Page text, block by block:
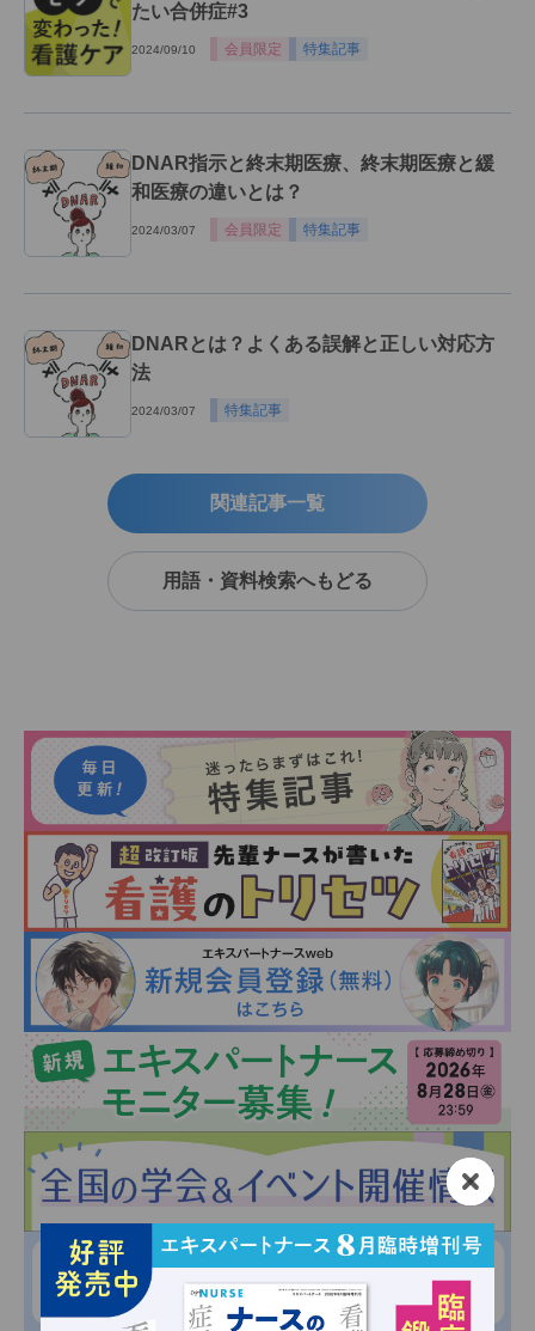
たい合併症#3
2024/09/10 会員限定 特集記事
DNAR指示と終末期医療、終末期医療と緩
和医療の違いとは？
2024/03/07 会員限定 特集記事
DNARとは？よくある誤解と正しい対応方
法
2024/03/07 特集記事
関連記事一覧
用語・資料検索へもどる